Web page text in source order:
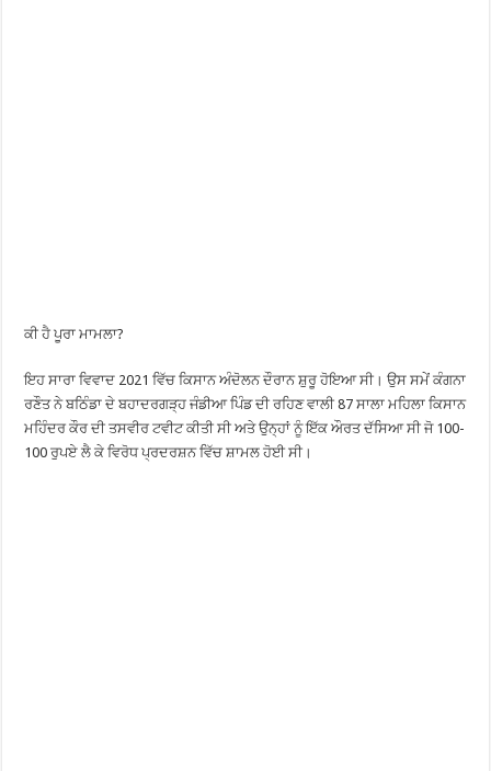
ਕੀ ਹੈ ਪੂਰਾ ਮਾਮਲਾ?
ਇਹ ਸਾਰਾ ਵਿਵਾਦ 2021 ਵਿੱਚ ਕਿਸਾਨ ਅੰਦੋਲਨ ਦੌਰਾਨ ਸ਼ੁਰੂ ਹੋਇਆ ਸੀ। ਉਸ ਸਮੇਂ ਕੰਗਨਾ
ਰਣੌਤ ਨੇ ਬਠਿੰਡਾ ਦੇ ਬਹਾਦਰਗੜ੍ਹ ਜੰਡੀਆ ਪਿੰਡ ਦੀ ਰਹਿਣ ਵਾਲੀ 87 ਸਾਲਾ ਮਹਿਲਾ ਕਿਸਾਨ
ਮਹਿੰਦਰ ਕੌਰ ਦੀ ਤਸਵੀਰ ਟਵੀਟ ਕੀਤੀ ਸੀ ਅਤੇ ਉਨ੍ਹਾਂ ਨੂੰ ਇੱਕ ਔਰਤ ਦੱਸਿਆ ਸੀ ਜੋ 100-
100 ਰੁਪਏ ਲੈ ਕੇ ਵਿਰੋਧ ਪ੍ਰਦਰਸ਼ਨ ਵਿੱਚ ਸ਼ਾਮਲ ਹੋਈ ਸੀ।